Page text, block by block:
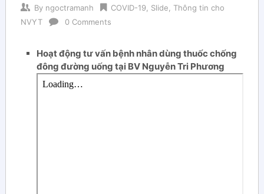
By ngoctramanh COVID-19 Slide
Thông tin cho
NVYT
0 Comments
Hoạt động tư vấn bệnh nhân dùng thuốc chống
đông đường uống tại BV Nguyễn Tri Phương